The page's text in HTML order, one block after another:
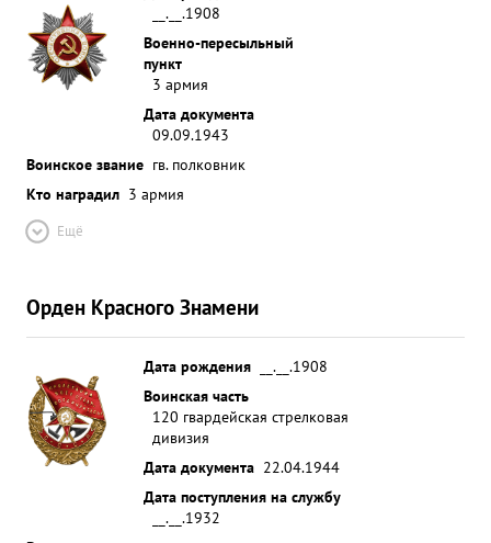
__.__.1908
Военно-пересыльный
пункт
3 армия
Дата документа
09.09.1943
Воинское звание гв. полковник
Кто наградил 3 армия
Ещё
Орден Красного Знамени
Дата рождения
__.__.1908
Воинская часть
120 гвардейская стрелковая
дивизия
Дата документа 22.04.1944
Дата поступления на службу
__.__.1932